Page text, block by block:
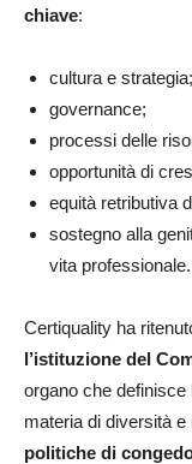
chiave:
cultura e strategia;
governance;
processi delle
opportunità di
equità retributiva
sostegno alla
vita professionale.
Certiquality ha
l’istituzione del
organo che definisce
materia di diversità
politiche di